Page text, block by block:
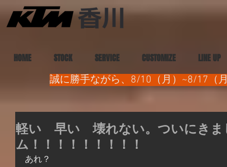
HOME STOCK SERVICE CUSTOMIZE LINE UP
誠に勝手ながら、8/10（月）~8/17（
軽い 早い 壊れない。ついにきま
ム！！！！！！！！！
あれ？